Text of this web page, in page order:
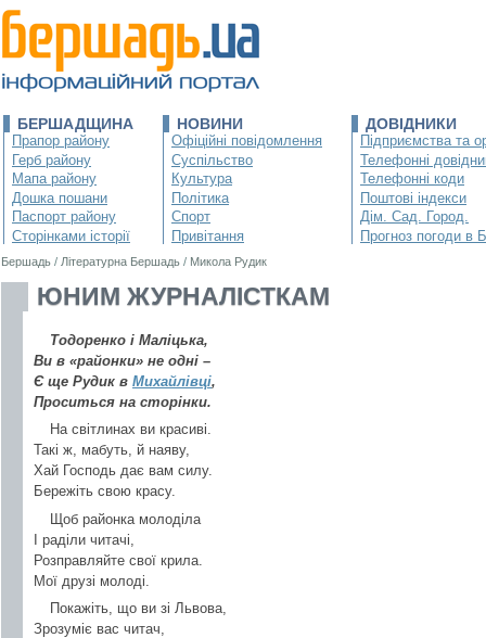
БЕРШАДЩИНА
Прапор району
Герб району
Мапа району
Дошка пошани
Паспорт району
Сторінками історії
НОВИНИ
Офіційні повідомлення
Суспільство
Культура
Політика
Спорт
Привітання
ДОВІДНИКИ
Підприємства та
Телефонні
Телефонні коди
Поштові індекси
Дім. Сад. Город.
Прогноз погоди в
Бершадь / Літературна Бершадь / Микола Рудик
ЮНИМ ЖУРНАЛІСТКАМ
Тодоренко і Маліцька,
Ви в «районки» не одні –
Є ще Рудик в Михайлівці,
Проситься на сторінки.
На світлинах ви красиві.
Такі ж, мабуть, й наяву,
Хай Господь дає вам силу.
Бережіть свою красу.
Щоб районка молоділа
І раділи читачі,
Розправляйте свої крила.
Мої друзі молоді.
Покажіть, що ви зі Львова,
Зрозуміє вас читач,